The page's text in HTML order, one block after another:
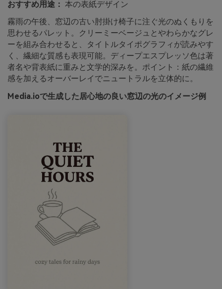
おすすめ用途： 本の表紙デザイン
霧雨の午後、窓辺の古い肘掛け椅子に注ぐ光のぬくもりを
思わせるパレット。クリーミーベージュとやわらかなグレ
ーを組み合わせると、タイトルタイポグラフィが読みやす
く、繊細な質感も表現可能。ディープエスプレッソ色は著
者名や背表紙に重みと文学的深みを。ポイント：紙の繊維
感を加えるオーバーレイでニュートラルを立体的に。
Media.ioで生成した居心地の良い窓辺の光のイメージ例